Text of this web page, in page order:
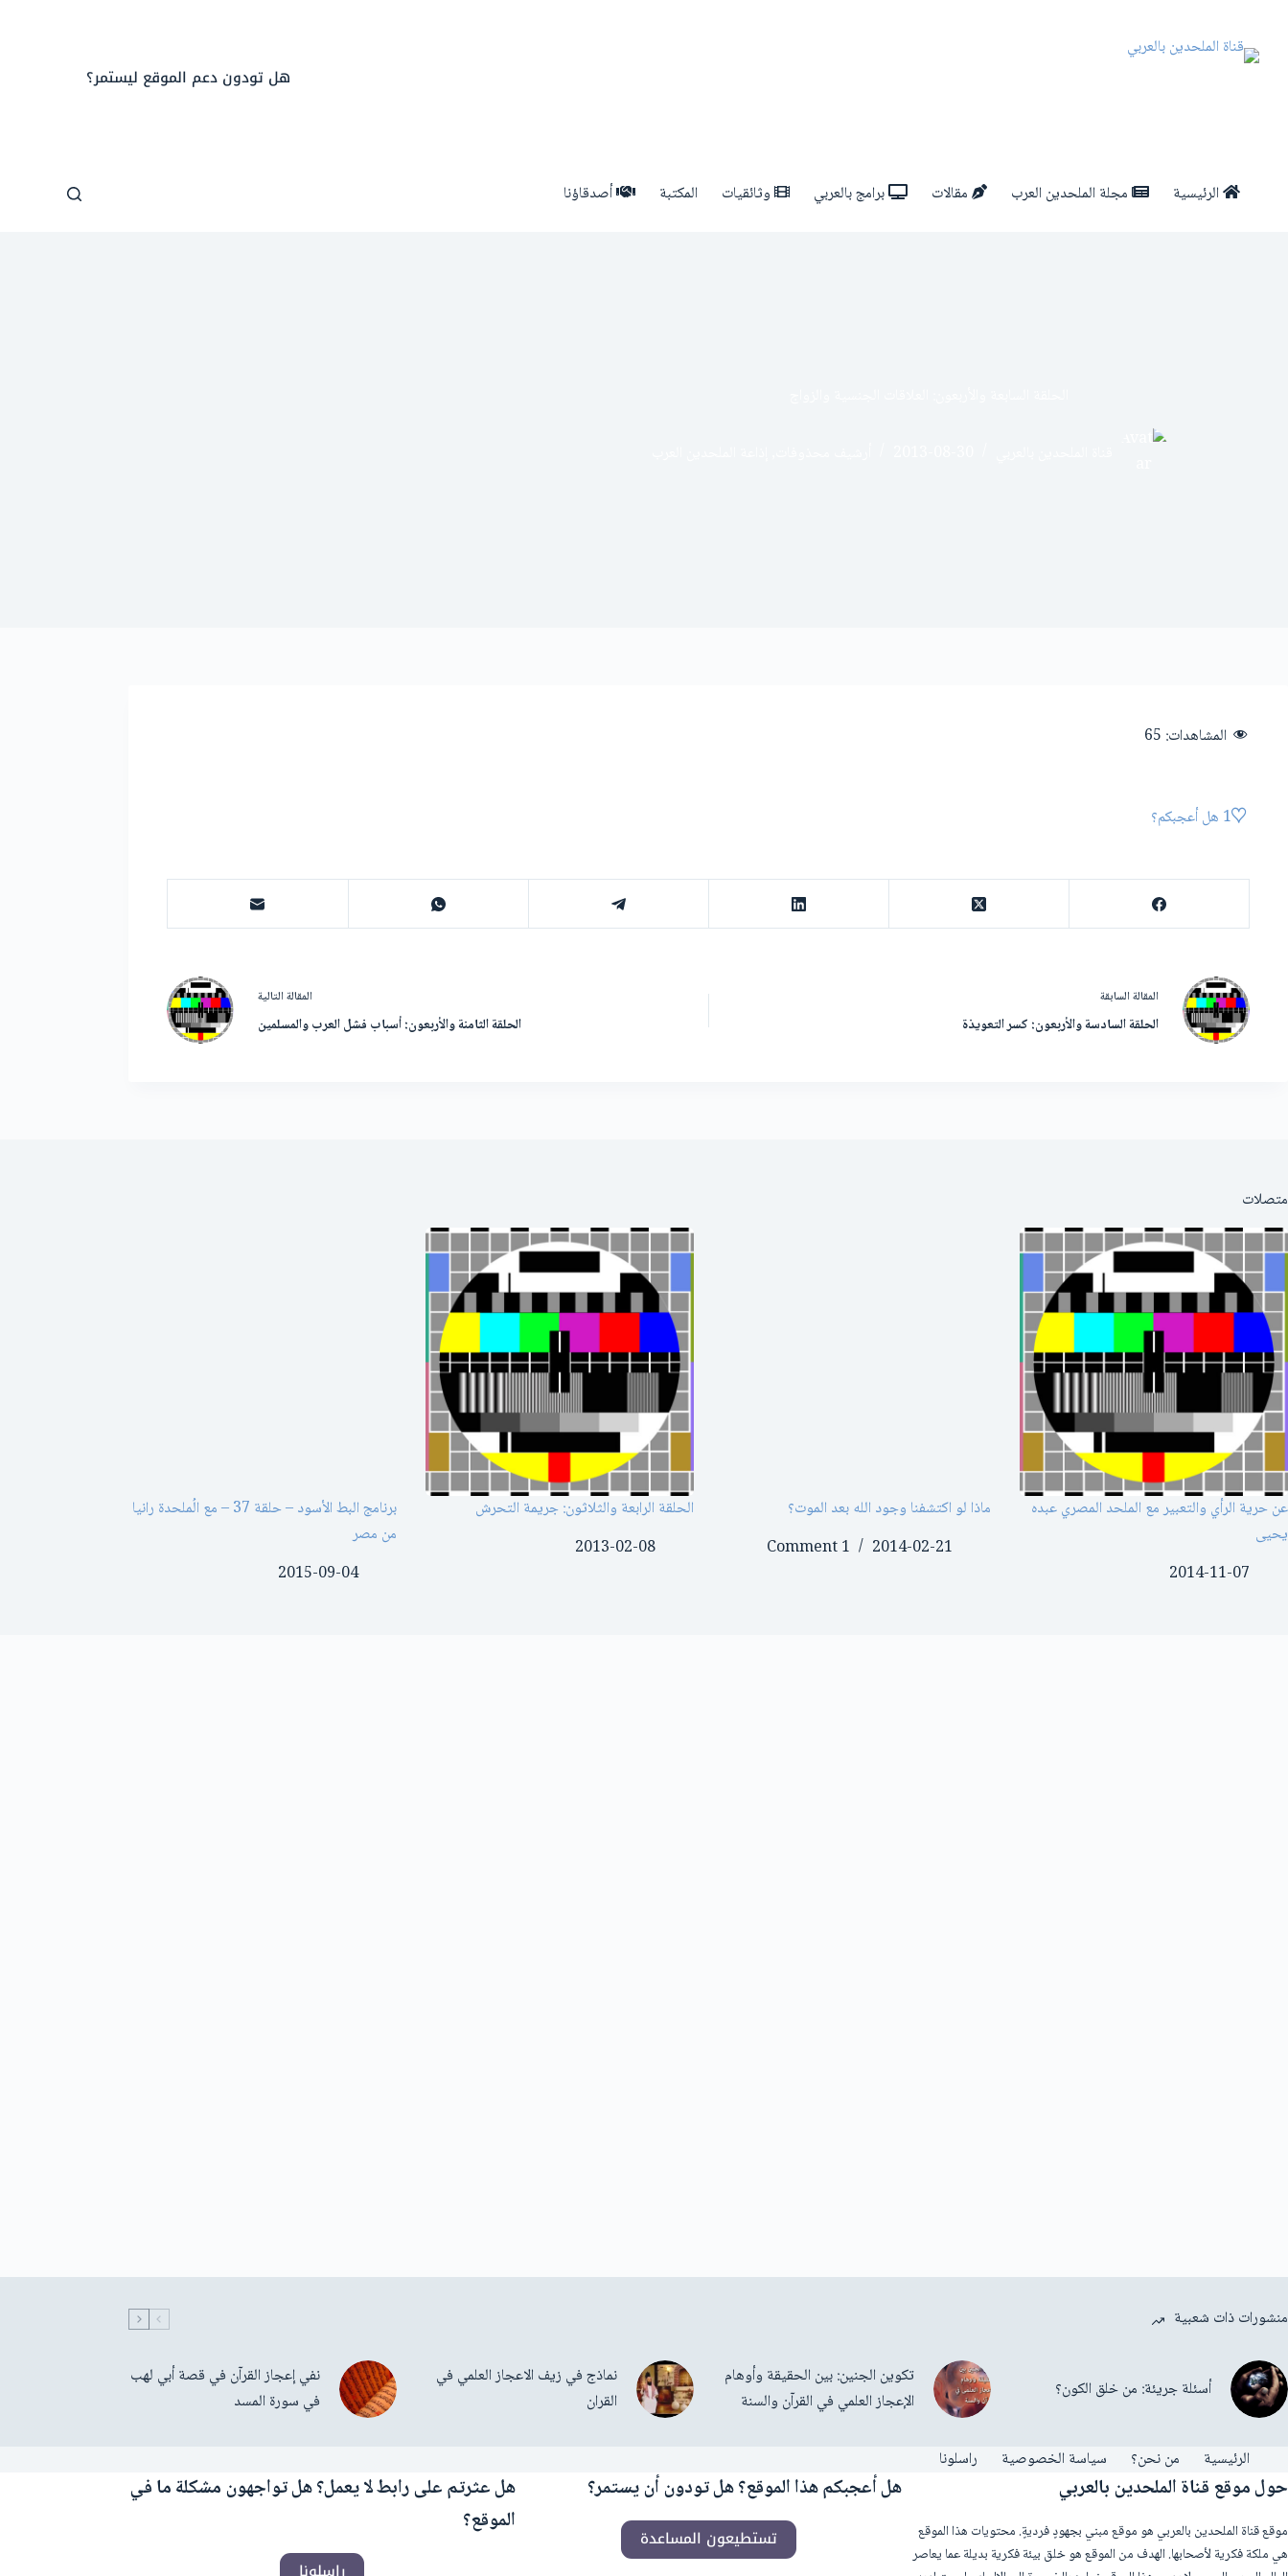
هل تودون دعم الموقع ليستمر؟
الرئيسية مجلة الملحدين العرب مقالات برامج بالعربي وثائقيات المكتبة أصدقاؤنا
المشاهدات: 65
1 هل أعجبكم؟
المقالةالسابقة
الحلقة السادسة والأربعون: كسر التعويذة
المقالةالتالية
الحلقة الثامنة والأربعون: أسباب فشل العرب والمسلمين
متصلات
عن حرية الرأي والتعبير مع الملحد المصري عبده
يحيى
2014-11-07
ماذا لو اكتشفنا وجود الله بعد الموت؟
2014-02-21
1 Comment
الحلقة الرابعة والثلاثون: جريمة التحرش
2013-02-08
برنامج البط الأسود – حلقة 37 – مع الُملحدة رانيا
من مصر
2015-09-04
منشورات ذات شعبية
أسئلة جريئة: من خلق الكون؟
تكوين الجنين: بين الحقيقة وأوهام
الإعجاز العلمي في القرآن والسنة
نماذج في زيف الاعجاز العلمي في
القران
نفي إعجاز القرآن في قصة أبي لهب
في سورة المسد
الرئيسية من نحن؟ سياسة الخصوصية راسلونا
حول موقع قناة الملحدين بالعربي
موقع قناة الملحدين بالعربي هو موقع مبني بجهودٍ فرديةٍ. محتويات هذا الموقع
هي ملكة فكرية لأصحابها. الهدف من الموقع هو خلق بيئة فكرية بديلة عما يعاصر
هل أعجبكم هذا الموقع؟ هل تودون أن يستمر؟
تستطيعون المساعدة
هل عثرتم على رابط لا يعمل؟ هل تواجهون مشكلة ما في
الموقع؟